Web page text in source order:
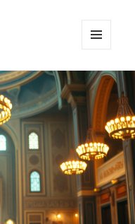
WIDGETS